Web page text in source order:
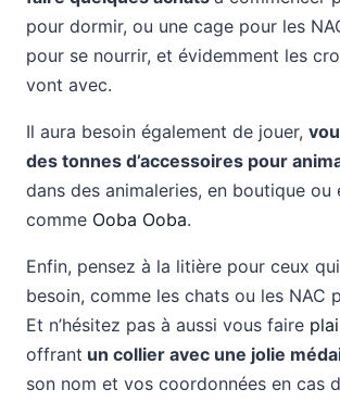
pour dormir, ou une cage pour les
pour se nourrir, et évidemment les
vont avec.
Il aura besoin également de jouer,
des tonnes d’accessoires pour
dans des animaleries, en boutique ou
comme Ooba Ooba.
Enfin, pensez à la litière pour ceux
besoin, comme les chats ou les NAC
Et n’hésitez pas à aussi vous faire
offrant un collier avec une jolie
son nom et vos coordonnées en cas